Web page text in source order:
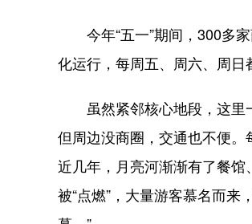
今年“五一”期间，300多家
化运行，每周五、周六、周日
虽然紧邻核心地段，这里一
但周边没商圈，交通也不便
近几年，月亮河渐渐有了餐
被“点燃”，大量游客慕名而